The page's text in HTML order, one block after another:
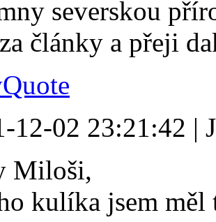
severskou
články a přeji
Quote
12-02 23:21:42 |
Miloši,
kulíka jsem měl